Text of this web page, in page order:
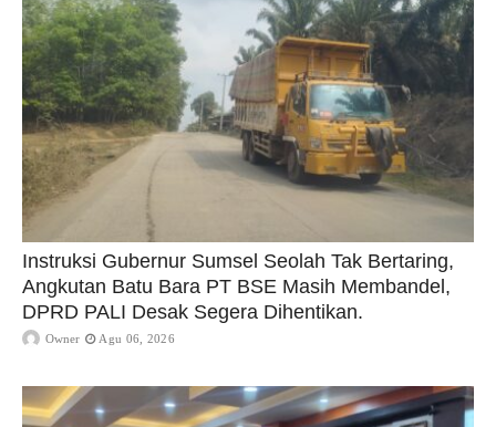
Instruksi Gubernur Sumsel Seolah Tak Bertaring,
Angkutan Batu Bara PT BSE Masih Membandel,
DPRD PALI Desak Segera Dihentikan.
Owner Agu 06, 2026